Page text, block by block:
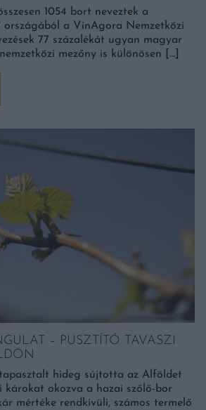
1054 bort neveztek a
országából a VinAgora Nemzetközi
77 százalékát ugyan magyar
mezőny is különösen […]
– PUSZTÍTÓ TAVASZI
tapasztalt hideg sújtotta az Alföldet
károkat okozva a hazai szőlő-bor
mértéke rendkívüli, számos termelő